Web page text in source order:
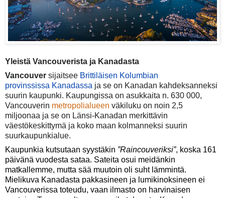
Yleistä Vancouverista ja Kanadasta
Vancouver sijaitsee Brittiläisen Kolumbian
provinssissa Kanadassa ja se on Kanadan kahdeksanneksi
suurin kaupunki. Kaupungissa on asukkaita n. 630 000,
Vancouverin metropolialueen väkiluku on noin 2,5
miljoonaa ja se on Länsi-Kanadan merkittävin
väestökeskittymä ja koko maan kolmanneksi suurin
suurkaupunkialue.
Kaupunkia kutsutaan syystäkin ”Raincouveriksi”, koska 161
päivänä vuodesta sataa. Sateita osui meidänkin
matkallemme, mutta sää muutoin oli suht lämmintä.
Mielikuva Kanadasta pakkasineen ja lumikinoksineen ei
Vancouverissa toteudu, vaan ilmasto on harvinaisen